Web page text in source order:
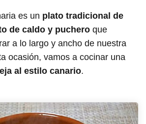
es un plato tradicional de
de caldo y puchero que
a lo largo y ancho de nuestra
ocasión, vamos a cocinar una
al estilo canario.